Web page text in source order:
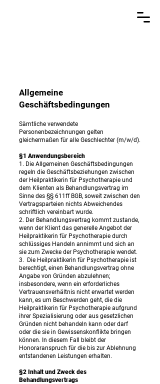
Allgemeine
Geschäftsbedingungen
Sämtliche verwendete
Personenbezeichnungen gelten
gleichermaßen für alle Geschlechter (m/w/d).
§1 Anwendungsbereich
1. Die Allgemeinen Geschäftsbedingungen
regeln die Geschäftsbeziehungen zwischen
der Heilpraktikerin für Psychotherapie und
dem Klienten als Behandlungsvertrag im
Sinne des §§ 611ff BGB, soweit zwischen den
Vertragsparteien nichts Abweichendes
schriftlich vereinbart wurde.
2. Der Behandlungsvertrag kommt zustande,
wenn der Klient das generelle Angebot der
Heilpraktikerin für Psychotherapie durch
schlüssiges Handeln annimmt und sich an
sie zum Zwecke der Psychotherapie wendet.
3. Die Heilpraktikerin für Psychotherapie ist
berechtigt, einen Behandlungsvertrag ohne
Angabe von Gründen abzulehnen;
insbesondere, wenn ein erforderliches
Vertrauensverhältnis nicht erwartet werden
kann, es um Beschwerden geht, die die
Heilpraktikerin für Psychotherapie aufgrund
ihrer Spezialisierung oder aus gesetzlichen
Gründen nicht behandeln kann oder darf
oder die sie in Gewissenskonflikte bringen
können. In diesem Fall bleibt der
Honoraranspruch für die bis zur Ablehnung
entstandenen Leistungen erhalten.
§2 Inhalt und Zweck des
Behandlungsvertrags